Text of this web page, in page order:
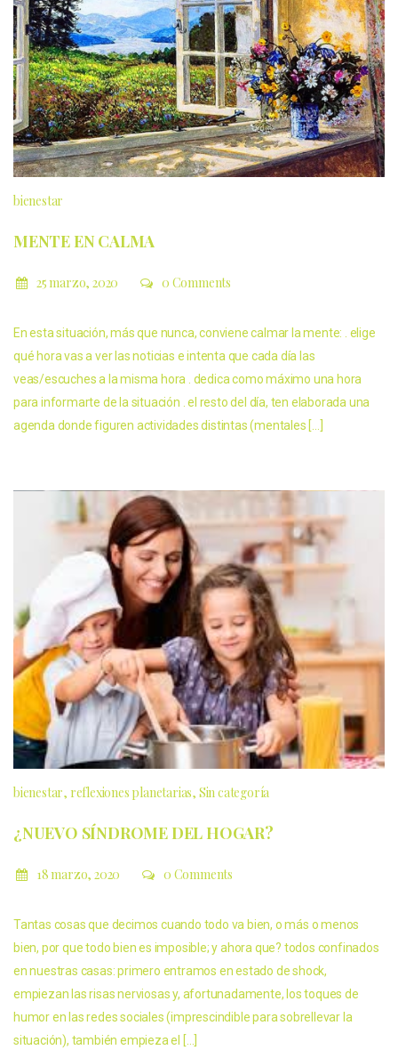
bienestar
MENTE EN CALMA
25 marzo, 2020 0 Comments
En esta situación, más que nunca, conviene calmar la mente: . elige
qué hora vas a ver las noticias e intenta que cada día las
veas/escuches a la misma hora . dedica como máximo una hora
para informarte de la situación . el resto del día, ten elaborada una
agenda donde figuren actividades distintas (mentales […]
bienestar reflexiones planetarias Sin categoría
¿NUEVO SÍNDROME DEL HOGAR?
18 marzo, 2020 0 Comments
Tantas cosas que decimos cuando todo va bien, o más o menos
bien, por que todo bien es imposible; y ahora que? todos confinados
en nuestras casas: primero entramos en estado de shock,
empiezan las risas nerviosas y, afortunadamente, los toques de
humor en las redes sociales (imprescindible para sobrellevar la
situación), también empieza el […]